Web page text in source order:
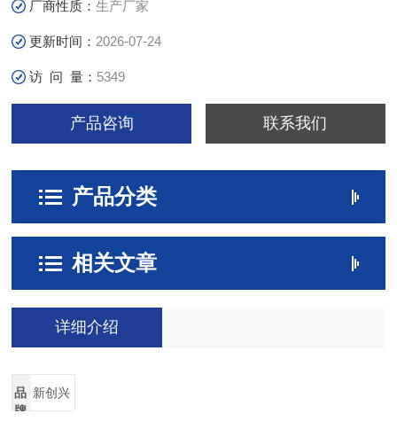
厂商性质：生产厂家
更新时间： 2026-07-24
访 问 量： 5349
产品咨询 联系我们
产品分类
相关文章
详细介绍
品
牌
新创兴